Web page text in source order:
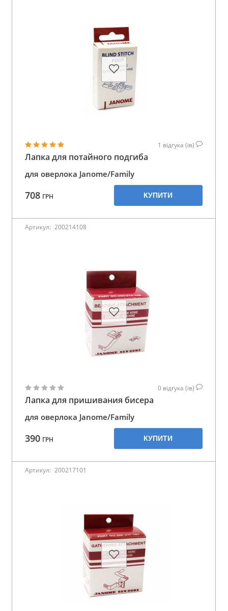
1 відгука (ів)
Лапка для потайного подгиба
для оверлока Janome/Family
708 ГРН КУПИТИ
Артикул: 200214108
0 відгука (ів)
Лапка для пришивания бисера
для оверлока Janome/Family
390 ГРН КУПИТИ
Артикул: 200217101